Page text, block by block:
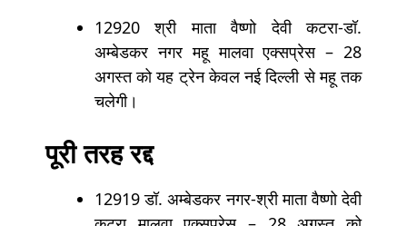
12920 श्री माता वैष्णो देवी कटरा-डॉ.
अम्बेडकर नगर महू मालवा एक्सप्रेस – 28
अगस्त को यह ट्रेन केवल नई दिल्ली से महू तक
चलेगी।
पूरी तरह रद्द
12919 डॉ. अम्बेडकर नगर-श्री माता वैष्णो देवी